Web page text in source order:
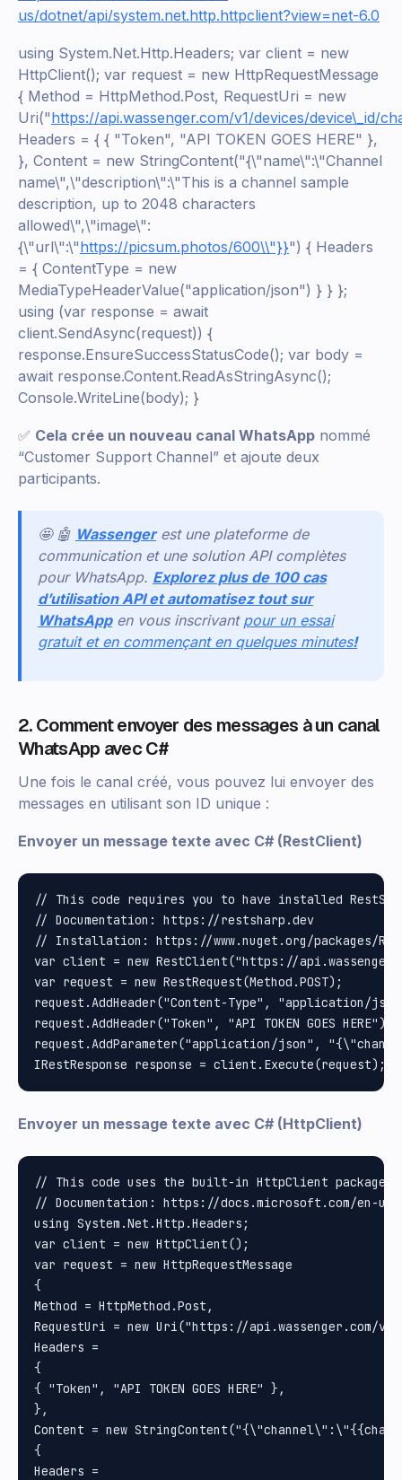
us/dotnet/api/system.net.http.httpclient?view=net-6.0
using System.Net.Http.Headers; var client = new
HttpClient(); var request = new HttpRequestMessage
{ Method = HttpMethod.Post, RequestUri = new
Uri("https://api.wassenger.com/v1/devices/device\_id/
Headers = { { "Token", "API TOKEN GOES HERE" },
}, Content = new StringContent("{\"name\":\"Channel
name\",\"description\":\"This is a channel sample
description, up to 2048 characters
allowed\",\"image\":
{\"url\":\"https://picsum.photos/600\\"}}") { Headers
= { ContentType = new
MediaTypeHeaderValue("application/json") } } };
using (var response = await
client.SendAsync(request)) {
response.EnsureSuccessStatusCode(); var body =
await response.Content.ReadAsStringAsync();
Console.WriteLine(body); }
✅ Cela crée un nouveau canal WhatsApp nommé
“Customer Support Channel” et ajoute deux
participants.
🤩 🤖 Wassenger est une plateforme de
communication et une solution API complètes
pour WhatsApp. Explorez plus de 100 cas
d’utilisation API et automatisez tout sur
WhatsApp en vous inscrivant pour un essai
gratuit et en commençant en quelques minutes!
2. Comment envoyer des messages à un canal
WhatsApp avec C#
Une fois le canal créé, vous pouvez lui envoyer des
messages en utilisant son ID unique :
Envoyer un message texte avec C# (RestClient)
// This code requires you to have installed
// Documentation: https://restsharp.dev
// Installation: https://www.nuget.org/packages/
var client = new RestClient("https://
var request = new RestRequest(Method.POST);
request.AddHeader("Content-Type", "application/
request.AddHeader("Token", "API TOKEN GOES HERE");
request.AddParameter("application/json",
Envoyer un message texte avec C# (HttpClient)
// This code uses the built-in HttpClient package in
// Documentation: https://docs.microsoft.com/en-
using System.Net.Http.Headers;
var client = new HttpClient();
var request = new HttpRequestMessage
{
Method = HttpMethod.Post,
RequestUri = new Uri("https://api.wassenger.com/
Headers =
{
{ "Token", "API TOKEN GOES HERE" },
},
Content = new
{
Headers =